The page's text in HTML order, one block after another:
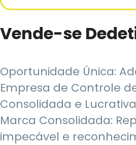
Vende-se
Oportunidade Única:
Empresa de Controle
Consolidada e
Marca Consolidada:
impecável e